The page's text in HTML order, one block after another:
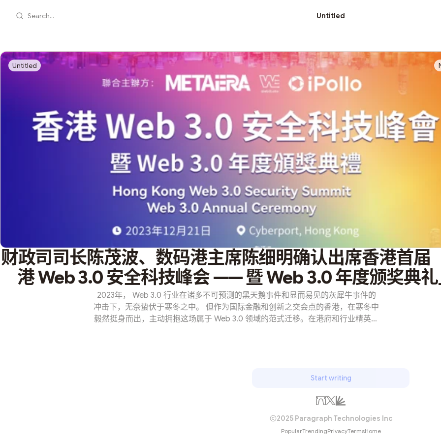
Search... Untitled
Untitled
财政司司长陈茂波、数码港主席陈细明确认出席香港首届
港 Web 3.0 安全科技峰会 —— 暨 Web 3.0 年度颁奖典
2023年， Web 3.0 行业在诸多不可预测的黑天鹅事件和显而易见的灰犀牛事件的
冲击下，无奈蛰伏于寒冬之中。 但作为国际金融和创新之交会点的香港，在寒冬中
毅然挺身而出，主动拥抱这场属于 Web 3.0 领域的范式迁移。在港府和行业精英与
的关键要素，然而，日益复杂和严峻的网络安全威胁即是这场宏大的范式迁移下的
技」这一主题出发，邀请海内外的业界精英人士以及知名机构，和大家共同探讨如
何在新时代中保障 Web 3.0 生态的安全与稳定。 亮点一：香港财政司司长与香港
数码港主席确认出席发言 值得瞩目的是，我们荣幸邀请到两位重磅嘉宾出席 —— ​​
他们分别是香港特别行政区财政司司长...
Start writing
2025 Paragraph Technologies Inc
PopularTrendingPrivacyTermsHome